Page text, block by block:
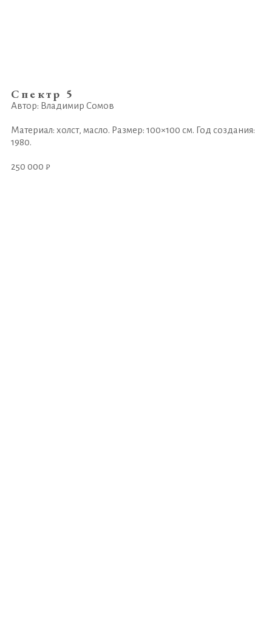
Спектр 5
Автор: Владимир Сомов
Материал: холст, масло. Размер: 100×100 см. Год создания:
1980.
250 000 ₽